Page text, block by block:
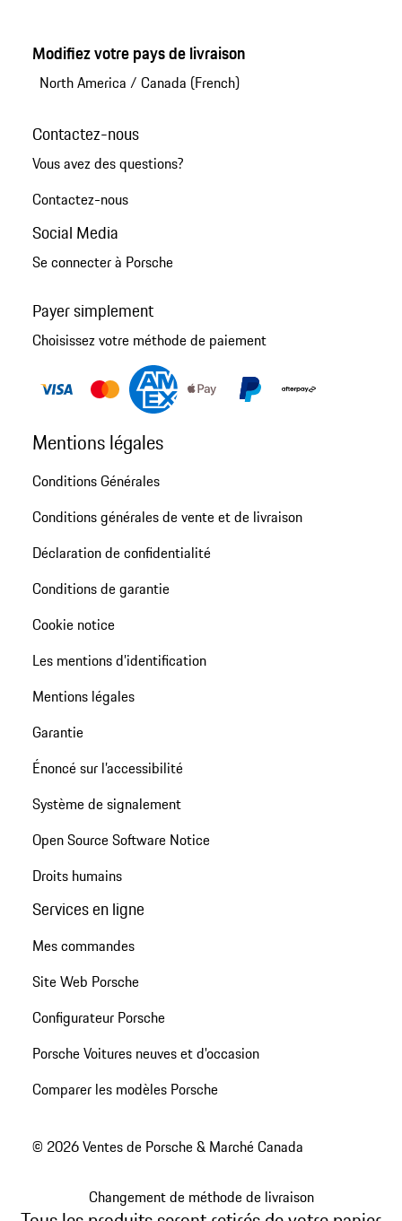
Modifiez votre pays de livraison
North America / Canada (French)
Contactez-nous
Vous avez des questions?
Contactez-nous
Social Media
Se connecter à Porsche
Payer simplement
Choisissez votre méthode de paiement
Mentions légales
Conditions Générales
Conditions générales de vente et de livraison
Déclaration de confidentialité
Conditions de garantie
Cookie notice
Les mentions d’identification
Mentions légales
Garantie
Énoncé sur l’accessibilité
Système de signalement
Open Source Software Notice
Droits humains
Services en ligne
Mes commandes
Site Web Porsche
Configurateur Porsche
Porsche Voitures neuves et d'occasion
Comparer les modèles Porsche
© 2026 Ventes de Porsche & Marché Canada
Changement de méthode de livraison